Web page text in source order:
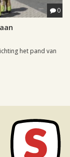
0
het pand van